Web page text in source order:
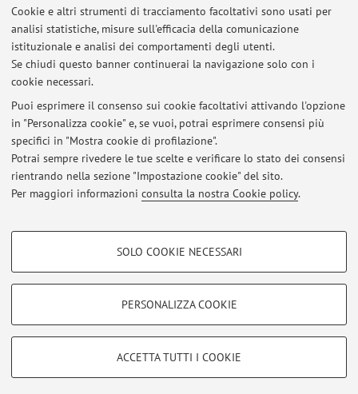
Cookie e altri strumenti di tracciamento facoltativi sono usati per
analisi statistiche, misure sull'efficacia della comunicazione
istituzionale e analisi dei comportamenti degli utenti.
Se chiudi questo banner continuerai la navigazione solo con i
cookie necessari.
Puoi esprimere il consenso sui cookie facoltativi attivando l'opzione
in "Personalizza cookie" e, se vuoi, potrai esprimere consensi più
specifici in "Mostra cookie di profilazione".
Potrai sempre rivedere le tue scelte e verificare lo stato dei consensi
rientrando nella sezione "Impostazione cookie" del sito.
Per maggiori informazioni consulta la nostra Cookie policy.
COOKIE DI PROFILAZIONE - FACOLTATIVI
COOKIE TECNICI - NECESSARI
Si tratta di cookie tecnici utilizzati, a titolo esemplificativo, per il corretto
SOLO COOKIE NECESSARI
PERSONALIZZA COOKIE
ACCETTA TUTTI I COOKIE
2020: Università di Bologna, Laurea Magistrale in
Italianistica, Culture Letterarie Europee, Scienze Linguistiche
2016: Università di Pavia, Laurea in Lettere, curriculum
antichistico.
Ultimi avvisi
Al momento non sono presenti avvisi.
Area riservata
Accedi tramiteloginper gestire tutti i contenuti del sito.
Zamboni, 33 - 40126 Bologna - Partita IVA: 01131710376